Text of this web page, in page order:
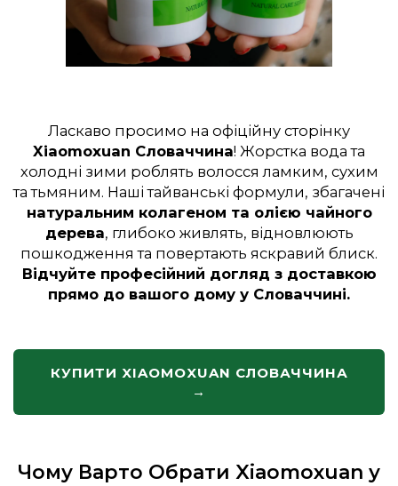
Ласкаво просимо на офіційну сторінку
Xiaomoxuan Словаччина! Жорстка вода та
холодні зими роблять волосся ламким, сухим
та тьмяним. Наші тайванські формули, збагачені
натуральним колагеном та олією чайного
дерева, глибоко живлять, відновлюють
пошкодження та повертають яскравий блиск.
Відчуйте професійний догляд з доставкою
прямо до вашого дому у Словаччині.
КУПИТИ XIAOMOXUAN СЛОВАЧЧИНА
→
Чому Варто Обрати Xiaomoxuan у